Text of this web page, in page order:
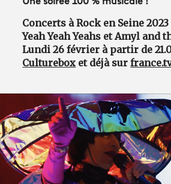
Une soirée 100 % musicale !
Concerts à Rock en Seine 2023
Yeah Yeah Yeahs et Amyl and
Lundi 26 février à partir de
Culturebox et déjà sur